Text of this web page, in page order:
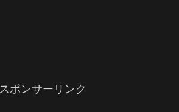
スポンサーリンク